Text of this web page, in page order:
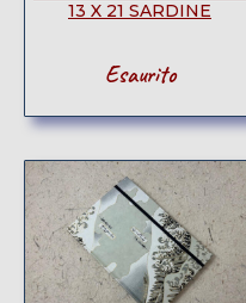
13 X 21 SARDINE
Esaurito